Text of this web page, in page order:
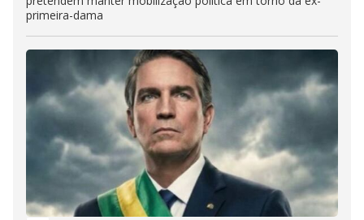
primeira-dama